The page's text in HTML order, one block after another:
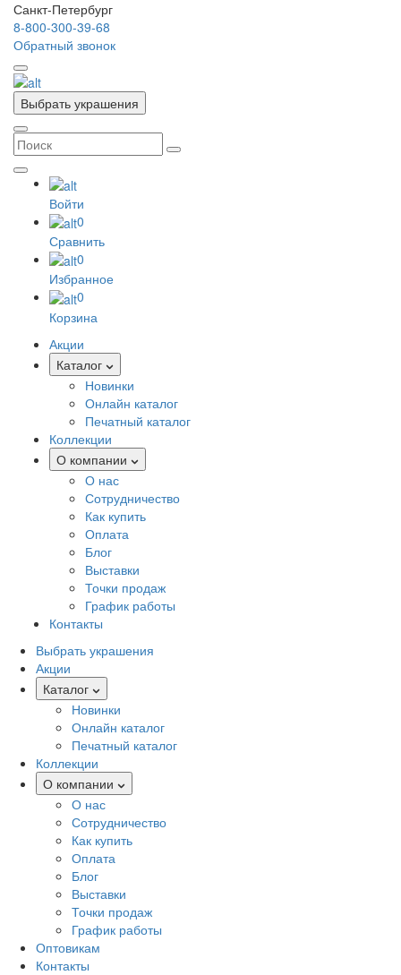
Санкт-Петербург
8-800-300-39-68
Обратный звонок
Выбрать украшения
Войти
0
Сравнить
0
Избранное
0
Корзина
Акции
Каталог
Новинки
Онлайн каталог
Печатный каталог
Коллекции
О компании
О нас
Сотрудничество
Как купить
Оплата
Блог
Выставки
Точки продаж
График работы
Контакты
Выбрать украшения
Акции
Каталог
Новинки
Онлайн каталог
Печатный каталог
Коллекции
О компании
О нас
Сотрудничество
Как купить
Оплата
Блог
Выставки
Точки продаж
График работы
Оптовикам
Контакты